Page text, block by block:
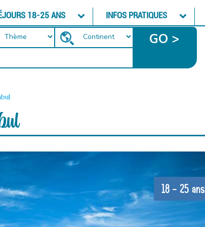
18-25 ANS INFOS PRATIQUES
GO >
18 - 25 ans